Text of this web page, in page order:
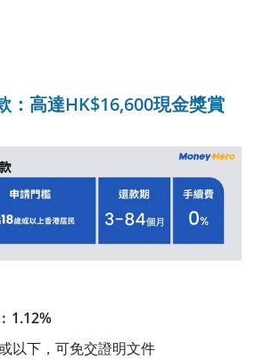
：高達HK$16,600現金獎賞
1.12%
以下，可免交證明文件